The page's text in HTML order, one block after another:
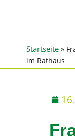
Startseite »
im Rathaus